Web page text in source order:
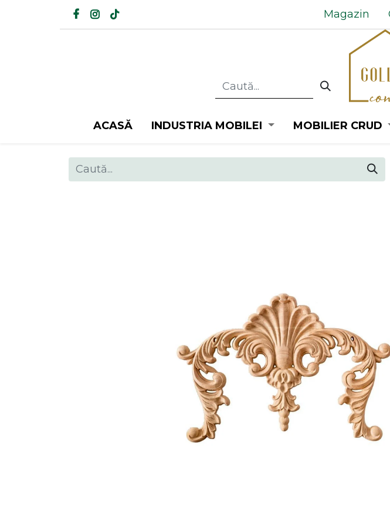
Magazin
ACASĂ INDUSTRIA MOBILEI MOBILIER CRUD
Despre Noi
Suntem pasionați de designul și